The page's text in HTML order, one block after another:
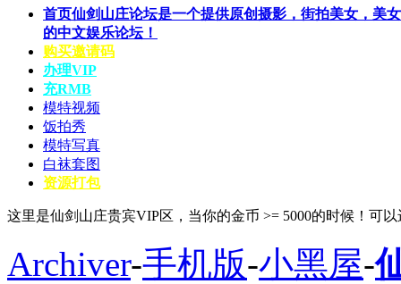
首页仙剑山庄论坛是一个提供原创摄影，街拍美女，美
的中文娱乐论坛！
购买邀请码
办理VIP
充RMB
模特视频
饭拍秀
模特写真
白袜套图
资源打包
这里是仙剑山庄贵宾VIP区，当你的金币 >= 5000的时候！可
Archiver-手机版-小黑屋-